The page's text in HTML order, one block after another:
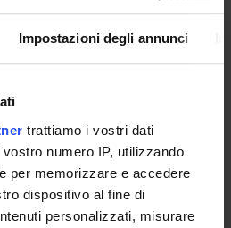
Impostazioni degli annunci
trattiamo i vostri dati
numero IP, utilizzando
per memorizzare e accedere
dispositivo al fine di
personalizzati, misurare
OFFICES
OFFICES